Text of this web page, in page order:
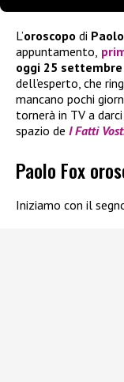
L’oroscopo di
appuntamento,
oggi 25 settembre
dell’esperto, che
mancano pochi
tornerà in TV a
spazio de I Fatti
Paolo Fox
Iniziamo con il